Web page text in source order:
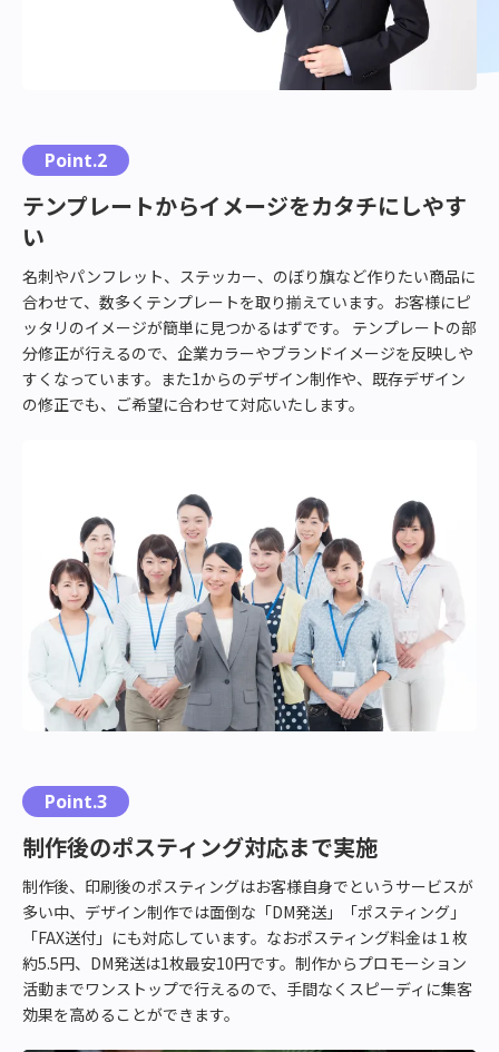
Point.2
テンプレートからイメージをカタチにしやす
い
名刺やパンフレット、ステッカー、のぼり旗など作りたい商品に
合わせて、数多くテンプレートを取り揃えています。お客様にピ
ッタリのイメージが簡単に見つかるはずです。 テンプレートの部
分修正が行えるので、企業カラーやブランドイメージを反映しや
すくなっています。また1からのデザイン制作や、既存デザイン
の修正でも、ご希望に合わせて対応いたします。
Point.3
制作後のポスティング対応まで実施
制作後、印刷後のポスティングはお客様自身でというサービスが
多い中、デザイン制作では面倒な「DM発送」「ポスティング」
「FAX送付」にも対応しています。なおポスティング料金は１枚
約5.5円、DM発送は1枚最安10円です。制作からプロモーション
活動までワンストップで行えるので、手間なくスピーディに集客
効果を高めることができます。